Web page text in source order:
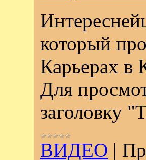
который
Карьерах в
Для
заголовку
ВИДЕО |